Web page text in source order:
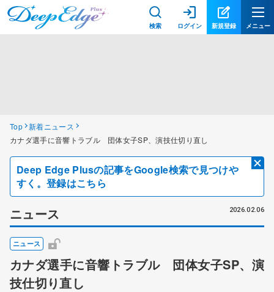
検索 ログイン 新規登録 メニュー
Top 新着ニュース
カナダ選手に音響トラブル 団体女子SP、演技仕切り直し
Deep Edge Plusの記事をGoogle検索で見つけや
すく。登録はこちら
ニュース 2026.02.06
ニュース
カナダ選手に音響トラブル 団体女子SP、演
技仕切り直し